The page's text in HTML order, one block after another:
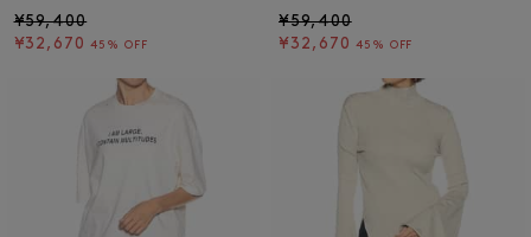
¥59,400
¥32,670 45% OFF
¥59,400
¥32,670 45% OFF